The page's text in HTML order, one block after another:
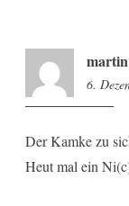
martin
6.
Der Kamke zu
Heut mal ein